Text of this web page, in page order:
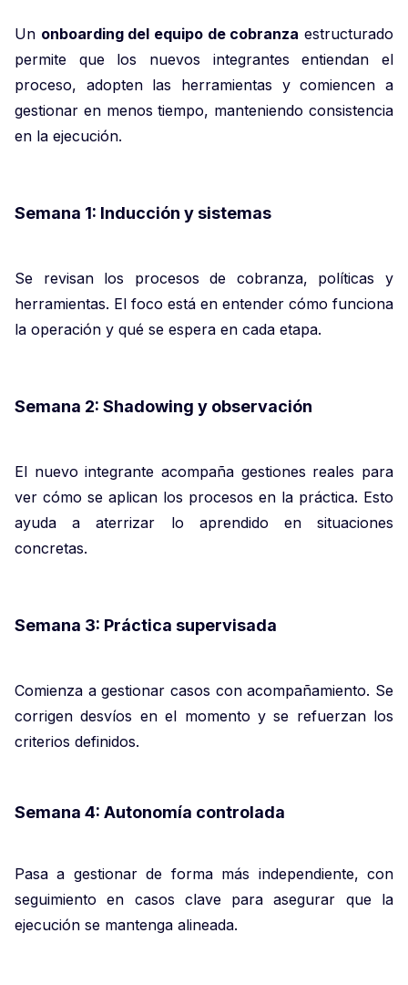
Un onboarding del equipo de cobranza estructurado
permite que los nuevos integrantes entiendan el
proceso, adopten las herramientas y comiencen a
gestionar en menos tiempo, manteniendo consistencia
en la ejecución.
Semana 1: Inducción y sistemas
Se revisan los procesos de cobranza, políticas y
herramientas. El foco está en entender cómo funciona
la operación y qué se espera en cada etapa.
Semana 2: Shadowing y observación
El nuevo integrante acompaña gestiones reales para
ver cómo se aplican los procesos en la práctica. Esto
ayuda a aterrizar lo aprendido en situaciones
concretas.
Semana 3: Práctica supervisada
Comienza a gestionar casos con acompañamiento. Se
corrigen desvíos en el momento y se refuerzan los
criterios definidos.
Semana 4: Autonomía controlada
Pasa a gestionar de forma más independiente, con
seguimiento en casos clave para asegurar que la
ejecución se mantenga alineada.